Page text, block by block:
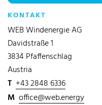
KONTAKT
WEB Windenergie AG
Davidstraße 1
3834 Pfaffenschlag
Austria
T +43 2848 6336
M office@web.energy